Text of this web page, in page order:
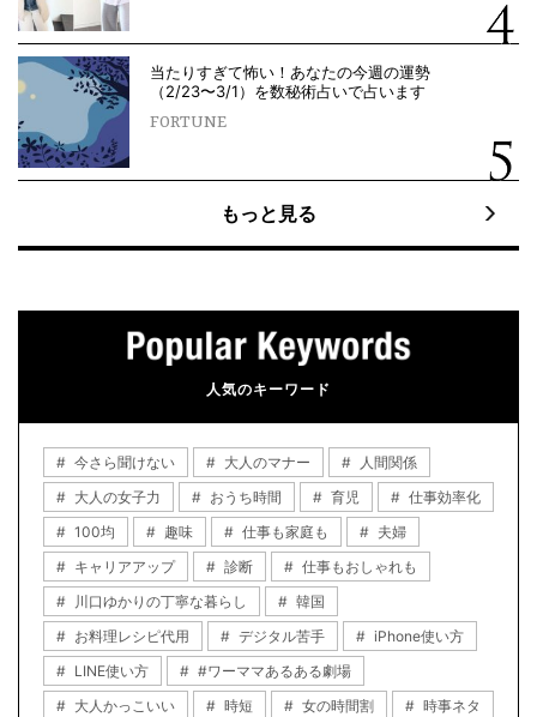
当たりすぎて怖い！あなたの今週の運勢
（2/23〜3/1）を数秘術占いで占います
FORTUNE
もっと見る
人気のキーワード
今さら聞けない 大人のマナー
人間関係
大人の女子力
おうち時間 育児
仕事効率化
100均
趣味 仕事も家庭も
夫婦
キャリアアップ
診断
仕事もおしゃれも
川口ゆかりの丁寧な暮らし
韓国
お料理レシピ代用
デジタル苦手
iPhone使い方
LINE使い方
#ワーママあるある劇場
大人かっこいい
時短 女の時間割
時事ネタ